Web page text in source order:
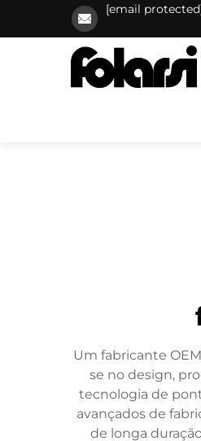
[email
Um fabricante
se no design,
tecnologia de
avançados de
de longa